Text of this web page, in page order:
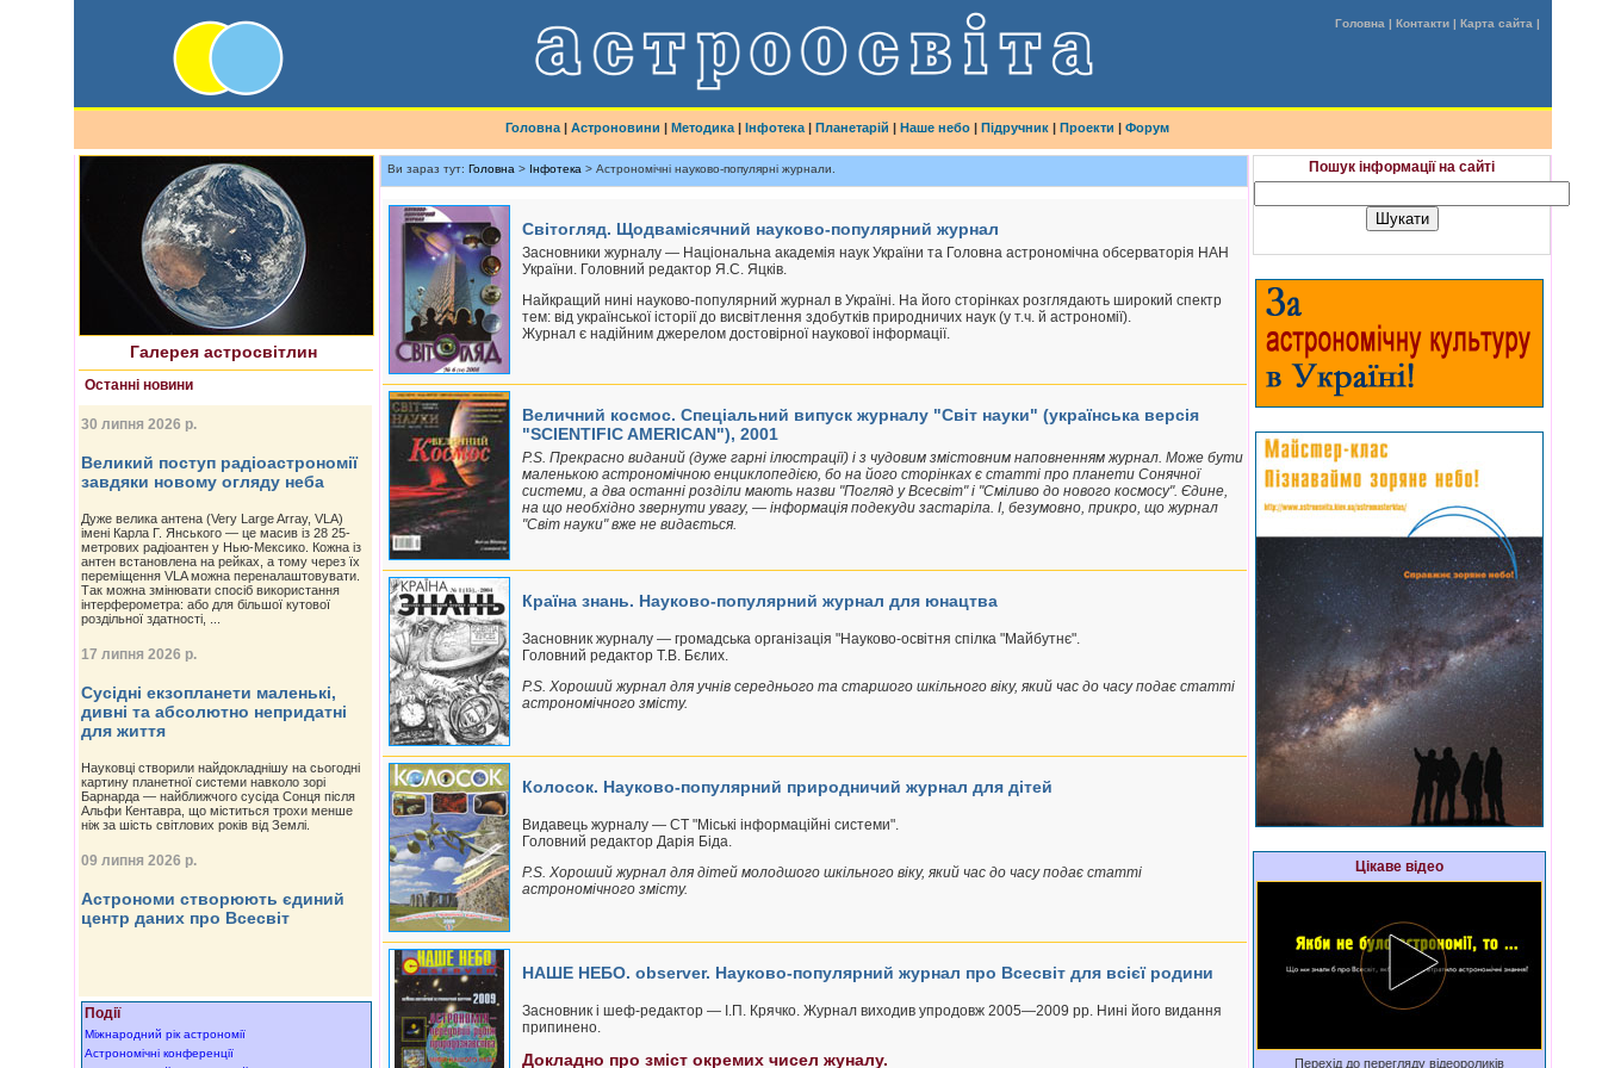
Головна | Контакти | Карта сайта |
Головна| Астроновини | Методика| Інфотека| Планетарій | Наше небо| Підручник| Проекти | Форум
Найновіше астрофото
Галерея астросвітлин
Останні новини
30 липня 2026 р.
Великий поступ радіоастрономії
завдяки новому огляду неба
Дуже велика антена (Very Large Array, VLA)
імені Карла Г. Янського — це масив із 28 25-
метрових радіоантен у Нью-Мексико. Кожна із
антен встановлена на рейках, а тому через їх
переміщення VLA можна переналаштовувати.
Так можна змінювати спосіб використання
інтерферометра: або для більшої кутової
роздільної здатності, ...
17 липня 2026 р.
Сусідні екзопланети маленькі,
дивні та абсолютно непридатні
для життя
Науковці створили найдокладнішу на сьогодні
картину планетної системи навколо зорі
Барнарда — найближчого сусіда Сонця після
Альфи Кентавра, що міститься трохи менше
ніж за шість світлових років від Землі.
09 липня 2026 р.
Астрономи створюють єдиний
центр даних про Всесвіт
Події
Міжнародний рік астрономії
Астрономічні конференції
Ви зараз тут: Головна > Інфотека > Астрономічні науково-популярні журнали.
Світогляд. Щодвамісячний науково-популярний журнал
Засновники журналу — Національна академія наук України та Головна астрономічна обсерваторія НАН
України. Головний редактор Я.С. Яцків.
Найкращий нині науково-популярний журнал в Україні. На його сторінках розглядають широкий спектр
тем: від української історії до висвітлення здобутків природничих наук (у т.ч. й астрономії).
Журнал є надійним джерелом достовірної наукової інформації.
Величний космос. Спеціальний випуск журналу "Світ науки" (українська версія
"SCIENTIFIC AMERICAN"), 2001
P.S. Прекрасно виданий (дуже гарні ілюстрації) і з чудовим змістовним наповненням журнал. Може бути
маленькою астрономічною енциклопедією, бо на його сторінках є статті про планети Сонячної
системи, а два останні розділи мають назви "Погляд у Всесвіт" і "Сміливо до нового космосу". Єдине,
на що необхідно звернути увагу, — інформація подекуди застаріла. І, безумовно, прикро, що журнал
"Світ науки" вже не видається.
Країна знань. Науково-популярний журнал для юнацтва
Засновник журналу — громадська організація "Науково-освітня спілка "Майбутнє".
Головний редактор Т.В. Бєлих.
P.S. Хороший журнал для учнів середнього та старшого шкільного віку, який час до часу подає статті
астрономічного змісту.
Колосок. Науково-популярний природничий журнал для дітей
Видавець журналу — СТ "Міські інформаційні системи".
Головний редактор Дарія Біда.
P.S. Хороший журнал для дітей молодшого шкільного віку, який час до часу подає статті
астрономічного змісту.
НАШЕ НЕБО. observer. Науково-популярний журнал про Всесвіт для всієї родини
Засновник і шеф-редактор — І.П. Крячко. Журнал виходив упродовж 2005—2009 рр. Нині його видання
припинено.
Докладно про зміст окремих чисел жуналу.
Пошук інформації на сайті
Цікаве відео
Перехід до перегляду відеороликів